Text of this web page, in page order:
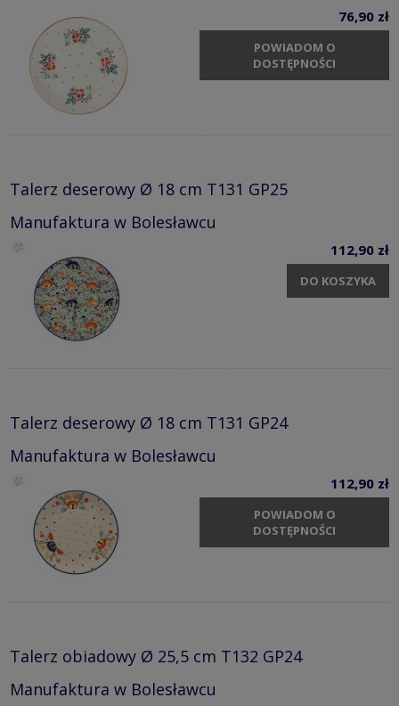
76,90 zł
POWIADOM O
DOSTĘPNOŚCI
Talerz deserowy Ø 18 cm T131 GP25
Manufaktura w Bolesławcu
112,90 zł
DO KOSZYKA
Talerz deserowy Ø 18 cm T131 GP24
Manufaktura w Bolesławcu
112,90 zł
POWIADOM O
DOSTĘPNOŚCI
Talerz obiadowy Ø 25,5 cm T132 GP24
Manufaktura w Bolesławcu